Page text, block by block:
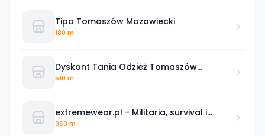
Tipo Tomaszów Mazowiecki
180 m
Dyskont Tania Odzież Tomaszów
Mazowiecki
510 m
extremewear.pl - Militaria, survival i
outdoor Odzież i akcesoria
950 m